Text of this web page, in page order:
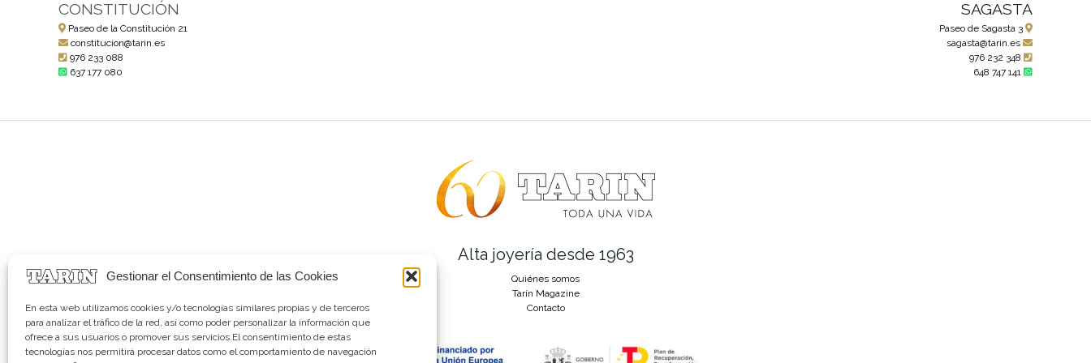
Gestionar el Consentimiento de las Cookies
En esta web utilizamos cookies y/o tecnologías similares propias y de terceros
para analizar el tráfico de la red, así como poder personalizar la información que
ofrece a sus usuarios o promover sus servicios.El consentimiento de estas
tecnologías nos permitirá procesar datos como el comportamiento de navegación
CONSTITUCIÓN
Paseo de la Constitución 21
constitucion@tarin.es
976 233 088
637 177 080
SAGASTA
Paseo de Sagasta 3
sagasta@tarin.es
976 232 348
648 747 141
Alta joyería desde 1963
Quiénes somos
Tarín Magazine
Contacto